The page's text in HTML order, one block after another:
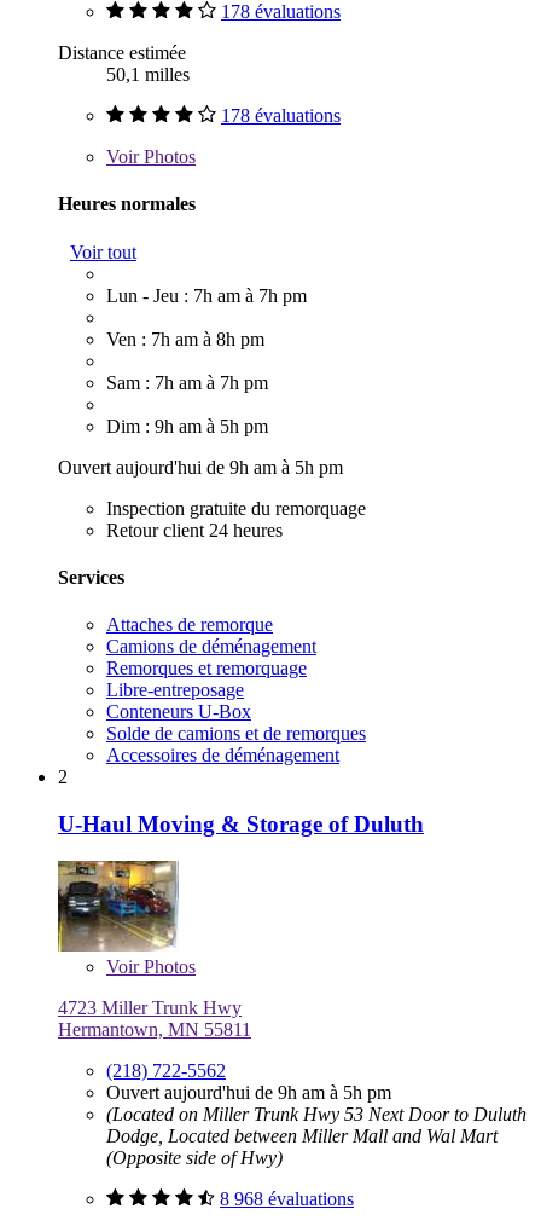
178 évaluations
Distance estimée
50,1 milles
178 évaluations
VoirPhotos
Heures normales
Voir tout
Lun - Jeu : 7h am à 7h pm
Ven : 7h am à 8h pm
Sam : 7h am à 7h pm
Dim : 9h am à 5h pm
Ouvert aujourd'hui de 9h am à 5h pm
Inspection gratuite du remorquage
Retour client 24 heures
Services
Attaches de remorque
Camions de déménagement
Remorques et remorquage
Libre-entreposage
Conteneurs U-Box
Solde de camions et de remorques
Accessoires de déménagement
2
U-Haul Moving & Storage of Duluth
VoirPhotos
4723 Miller Trunk Hwy
Hermantown, MN 55811
(218) 722-5562
Ouvert aujourd'hui de 9h am à 5h pm
(Located on Miller Trunk Hwy 53 Next Door to Duluth
Dodge, Located between Miller Mall and Wal Mart
(Opposite side of Hwy)
8 968 évaluations